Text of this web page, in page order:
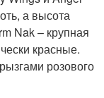
а высота
Nak – крупная
красные.
розового